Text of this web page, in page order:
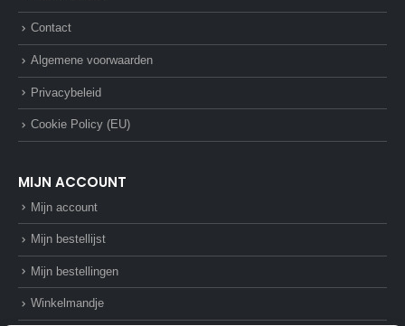
Contact
Algemene voorwaarden
Privacybeleid
Cookie Policy (EU)
MIJN ACCOUNT
Mijn account
Mijn bestellijst
Mijn bestellingen
Winkelmandje